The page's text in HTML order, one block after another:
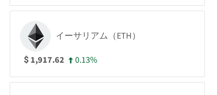
イーサリアム（ETH）
$ 1,917.62 0.13%